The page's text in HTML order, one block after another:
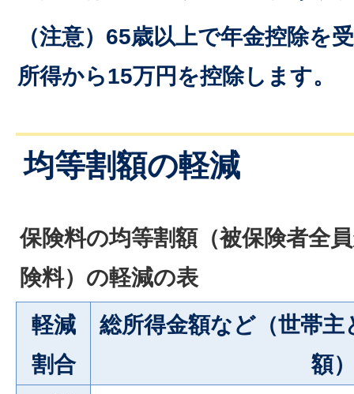
（注意）65歳以上で年金控除を
所得から15万円を控除します。
均等割額の軽減
保険料の均等割額（被保険者全
険料）の軽減の表
軽減
割合
総所得金額など（世帯
額